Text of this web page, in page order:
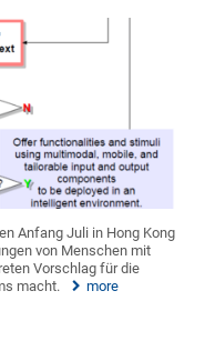
Anfang Juli in Hong Kong
von Menschen mit
Vorschlag für die
macht.
more